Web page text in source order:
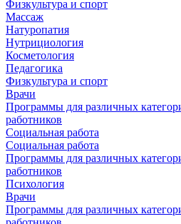
Физкультура и спорт
Массаж
Натуропатия
Нутрициология
Косметология
Педагогика
Физкультура и спорт
Врачи
Программы для различных
работников
Социальная работа
Социальная работа
Программы для различных
работников
Психология
Врачи
Программы для различных